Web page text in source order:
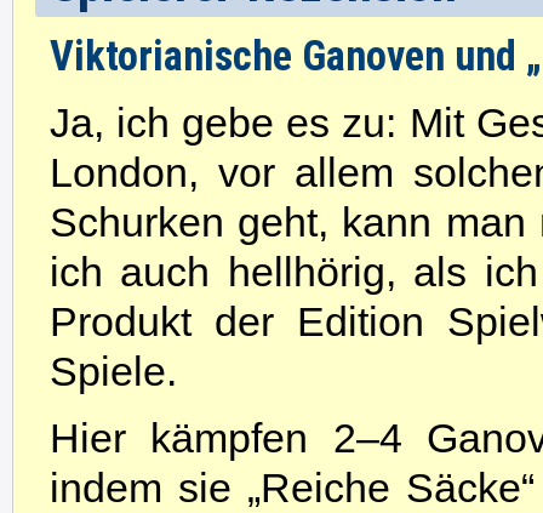
Viktorianische Ganoven und
Ja, ich gebe es zu: Mit
London, vor allem
Schurken geht, kann
ich auch hellhörig, als
Produkt der Edition
Spiele.
Hier kämpfen 2–4
indem sie „Reiche